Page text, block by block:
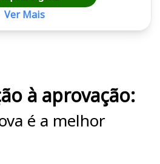
Ver Mais
à aprovação:
é a melhor